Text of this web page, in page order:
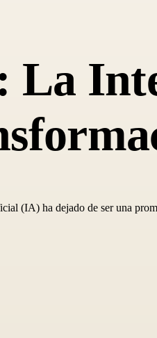
La
(IA) ha dejado de ser una